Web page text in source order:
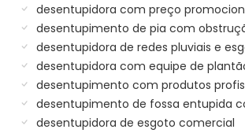
desentupidora com preço
desentupimento de pia com
desentupidora de redes pluviais e
desentupidora com equipe de
desentupimento com produtos
desentupimento de fossa entupida
desentupidora de esgoto comercial